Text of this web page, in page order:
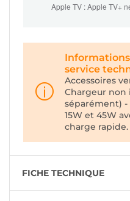
Apple TV :Apple TV+
service
Accessoires
Chargeur non
séparément) -
15W et 45W
charge rapide.
FICHE TECHNIQUE